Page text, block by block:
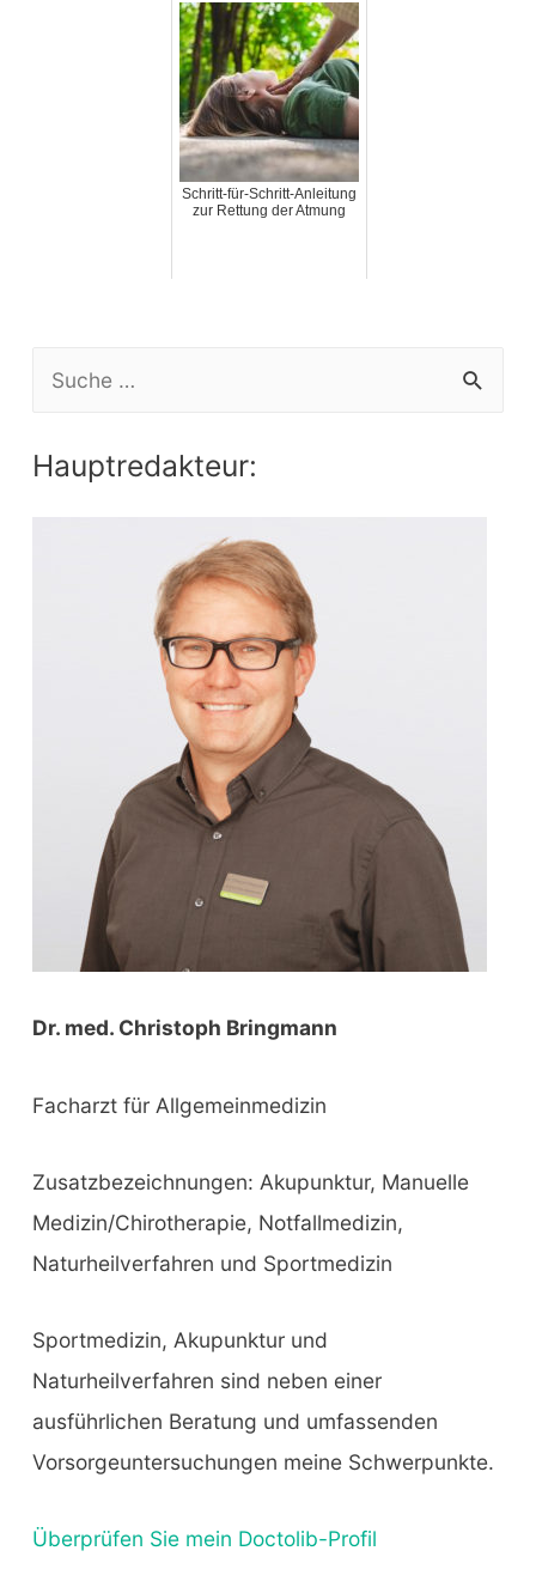
Schritt-für-Schritt-Anleitung
zur Rettung der Atmung
Hauptredakteur:
Dr. med. Christoph Bringmann
Facharzt für Allgemeinmedizin
Zusatzbezeichnungen: Akupunktur, Manuelle
Medizin/Chirotherapie, Notfallmedizin,
Naturheilverfahren und Sportmedizin
Sportmedizin, Akupunktur und
Naturheilverfahren sind neben einer
ausführlichen Beratung und umfassenden
Vorsorgeuntersuchungen meine Schwerpunkte.
Überprüfen Sie mein Doctolib-Profil